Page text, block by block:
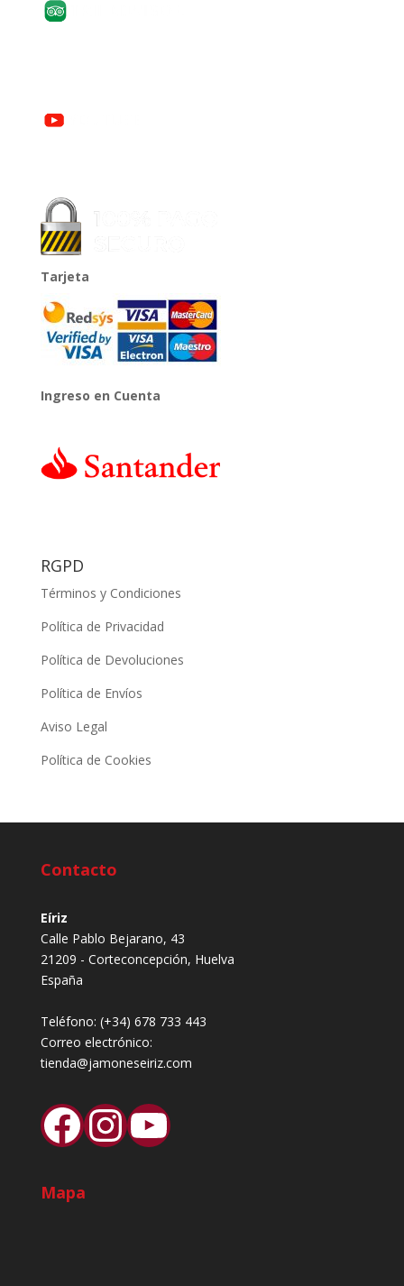
Tarjeta
Ingreso en Cuenta
RGPD
Términos y Condiciones
Política de Privacidad
Política de Devoluciones
Política de Envíos
Aviso Legal
Política de Cookies
Contacto
Eíriz
Calle Pablo Bejarano, 43
21209 - Corteconcepción, Huelva
España
Teléfono: (+34) 678 733 443
Correo electrónico:
tienda@jamoneseiriz.com
Facebook
Instagram
YouTube
Mapa